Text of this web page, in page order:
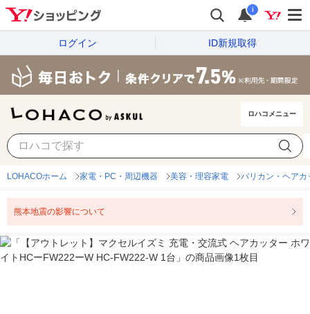
i
ログイン ID新規取得
ロハコメニュー
LOHACOホーム 家電・PC・周辺機器 美容・理容家電 バリカン・ヘアカ
熊本地震の影響について